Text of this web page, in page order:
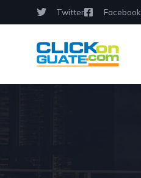
Twitter Facebook